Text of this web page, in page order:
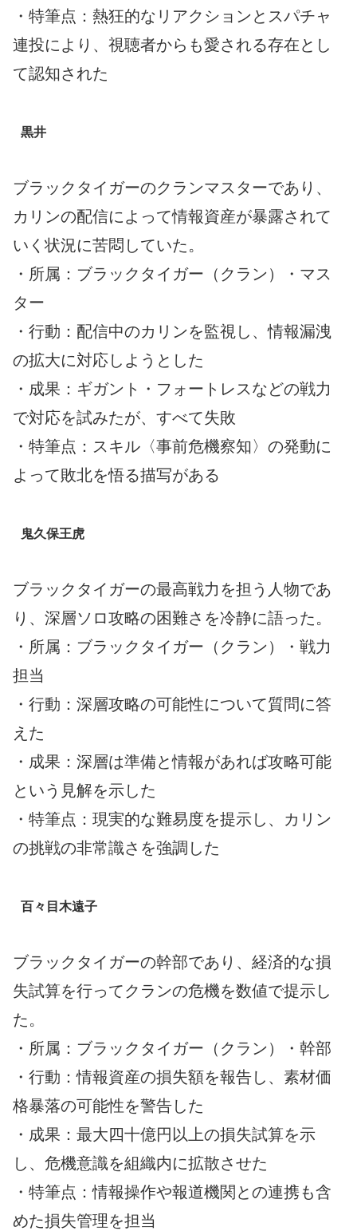
・特筆点：熱狂的なリアクションとスパチャ
連投により、視聴者からも愛される存在とし
て認知された
黒井
ブラックタイガーのクランマスターであり、
カリンの配信によって情報資産が暴露されて
いく状況に苦悶していた。
・所属：ブラックタイガー（クラン）・マス
ター
・行動：配信中のカリンを監視し、情報漏洩
の拡大に対応しようとした
・成果：ギガント・フォートレスなどの戦力
で対応を試みたが、すべて失敗
・特筆点：スキル〈事前危機察知〉の発動に
よって敗北を悟る描写がある
鬼久保王虎
ブラックタイガーの最高戦力を担う人物であ
り、深層ソロ攻略の困難さを冷静に語った。
・所属：ブラックタイガー（クラン）・戦力
担当
・行動：深層攻略の可能性について質問に答
えた
・成果：深層は準備と情報があれば攻略可能
という見解を示した
・特筆点：現実的な難易度を提示し、カリン
の挑戦の非常識さを強調した
百々目木遠子
ブラックタイガーの幹部であり、経済的な損
失試算を行ってクランの危機を数値で提示し
た。
・所属：ブラックタイガー（クラン）・幹部
・行動：情報資産の損失額を報告し、素材価
格暴落の可能性を警告した
・成果：最大四十億円以上の損失試算を示
し、危機意識を組織内に拡散させた
・特筆点：情報操作や報道機関との連携も含
めた損失管理を担当